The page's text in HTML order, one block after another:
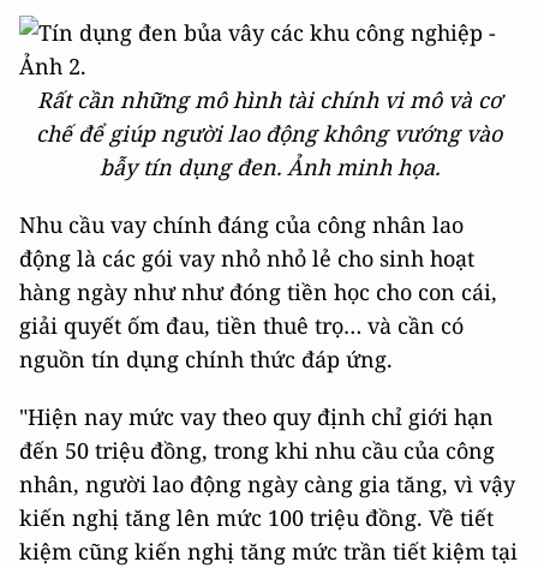
Rất cần những mô hình tài chính vi mô và cơ
chế để giúp người lao động không vướng vào
bẫy tín dụng đen. Ảnh minh họa.
Nhu cầu vay chính đáng của công nhân lao
động là các gói vay nhỏ nhỏ lẻ cho sinh hoạt
hàng ngày như như đóng tiền học cho con cái,
giải quyết ốm đau, tiền thuê trọ… và cần có
nguồn tín dụng chính thức đáp ứng.
"Hiện nay mức vay theo quy định chỉ giới hạn
đến 50 triệu đồng, trong khi nhu cầu của công
nhân, người lao động ngày càng gia tăng, vì vậy
kiến nghị tăng lên mức 100 triệu đồng. Về tiết
kiệm cũng kiến nghị tăng mức trần tiết kiệm tại